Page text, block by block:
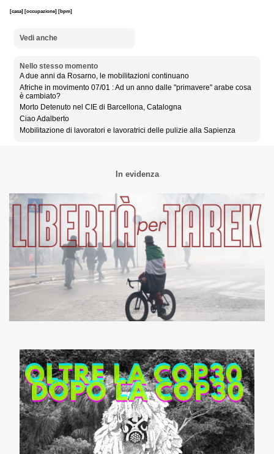
[casa] [occupazione] [bpm]
Vedi anche
Nello stesso momento
A due anni da Rosarno, le mobilitazioni continuano
Afriche in movimento 07/01 : Ad un anno dalle "primavere" arabe cosa
è cambiato?
Morto Detenuto nel CIE di Barcellona, Catalogna
Ciao Adalberto
Mobilitazione di lavoratori e lavoratrici delle pulizie alla Sapienza
In evidenza